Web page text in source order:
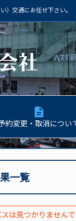
）交通にお任せ下さい。
description
約変更・取消につい
一覧
は見つかりません